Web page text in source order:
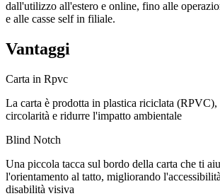
dall'utilizzo all'estero e online, fino alle
e alle casse self in filiale.
Vantaggi
Carta in Rpvc
La carta è prodotta in plastica riciclata (RPVC),
circolarità e ridurre l'impatto ambientale
Blind Notch
Una piccola tacca sul bordo della carta che ti
l'orientamento al tatto, migliorando
disabilità visiva